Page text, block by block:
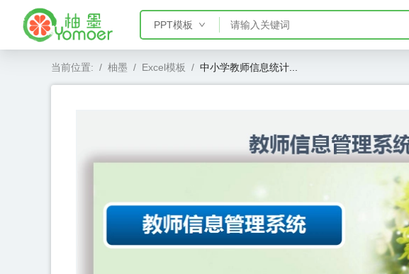
PPT模板
当前位置: / 柚墨 / Excel模板 / 中小学教师信息统计...